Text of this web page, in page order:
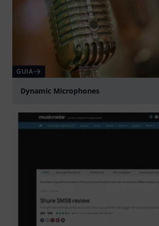
GUIA
Dynamic Microphones